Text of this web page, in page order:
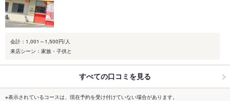
会計：1,001～1,500円/人
来店シーン：家族・子供と
すべての口コミを見る
※表示されているコースは、現在予約を受け付けていない場合があります。